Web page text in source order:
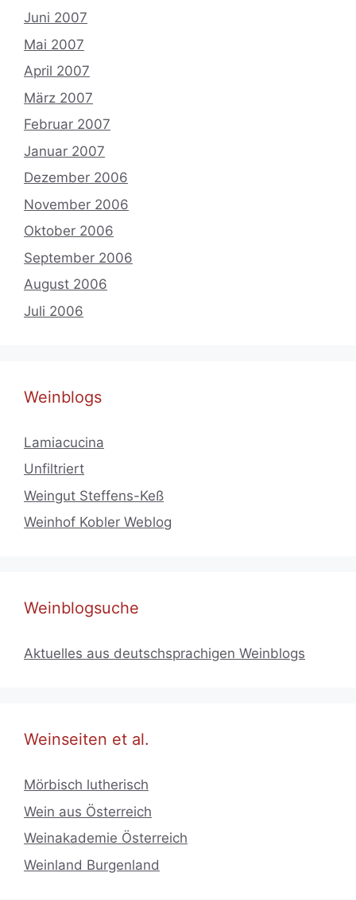
Juni 2007
Mai 2007
April 2007
März 2007
Februar 2007
Januar 2007
Dezember 2006
November 2006
Oktober 2006
September 2006
August 2006
Juli 2006
Weinblogs
Lamiacucina
Unfiltriert
Weingut Steffens-Keß
Weinhof Kobler Weblog
Weinblogsuche
Aktuelles aus deutschsprachigen Weinblogs
Weinseiten et al.
Mörbisch lutherisch
Wein aus Österreich
Weinakademie Österreich
Weinland Burgenland